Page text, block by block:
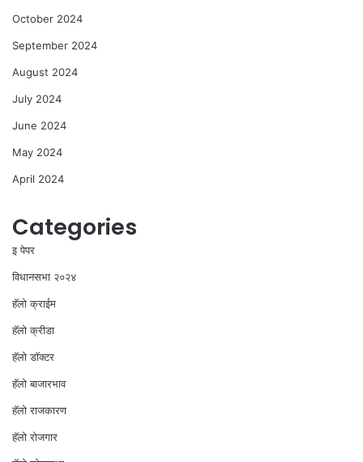
October 2024
September 2024
August 2024
July 2024
June 2024
May 2024
April 2024
Categories
इ पेपर
विधानसभा २०२४
⁠हॅलो क्राईम
हॅलो क्रीडा
हॅलो डॉक्टर
हॅलो बाजारभाव
हॅलो राजकारण
⁠हॅलो रोजगार